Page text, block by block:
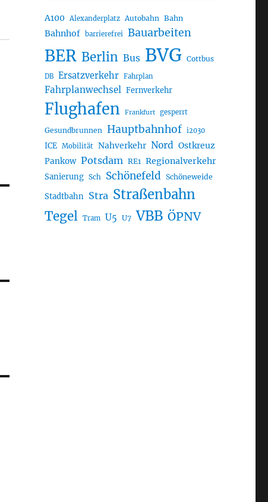
A100 Alexanderplatz Autobahn Bahn
Bahnhof barrierefrei Bauarbeiten
BER Berlin Bus BVG Cottbus
DB Ersatzverkehr Fahrplan
Fahrplanwechsel Fernverkehr
Flughafen Frankfurt gesperrt
Gesundbrunnen Hauptbahnhof i2030
ICE Mobilität Nahverkehr Nord Ostkreuz
Pankow Potsdam RE1 Regionalverkehr
Sanierung Sch Schönefeld Schöneweide
Stadtbahn Stra Straßenbahn
Tegel Tram U5 U7 VBB ÖPNV